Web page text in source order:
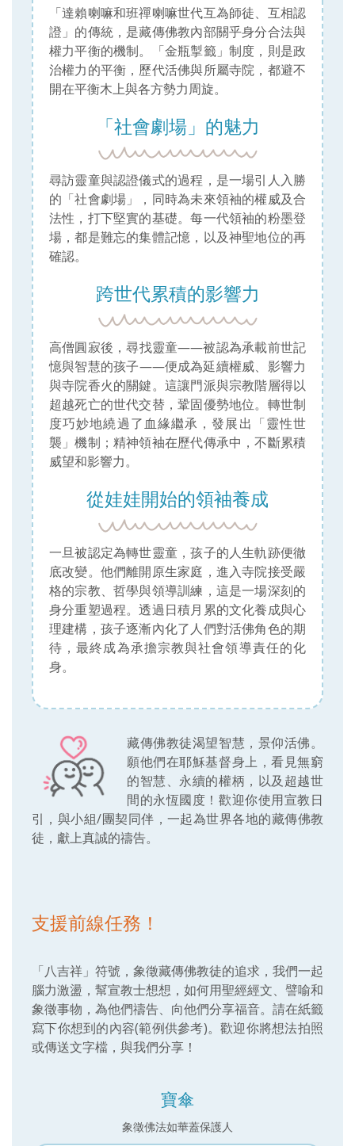
「達賴喇嘛和班禪喇嘛世代互為師徒、互相認
證」的傳統，是藏傳佛教內部關乎身分合法與
權力平衡的機制。「金瓶掣籤」制度，則是政
治權力的平衡，歷代活佛與所屬寺院，都避不
開在平衡木上與各方勢力周旋。
「社會劇場」的魅力
尋訪靈童與認證儀式的過程，是一場引人入勝
的「社會劇場」，同時為未來領袖的權威及合
法性，打下堅實的基礎。每一代領袖的粉墨登
場，都是難忘的集體記憶，以及神聖地位的再
確認。
跨世代累積的影響力
高僧圓寂後，尋找靈童——被認為承載前世記
憶與智慧的孩子——便成為延續權威、影響力
與寺院香火的關鍵。這讓門派與宗教階層得以
超越死亡的世代交替，鞏固優勢地位。轉世制
度巧妙地繞過了血緣繼承，發展出「靈性世
襲」機制；精神領袖在歷代傳承中，不斷累積
威望和影響力。
從娃娃開始的領袖養成
一旦被認定為轉世靈童，孩子的人生軌跡便徹
底改變。他們離開原生家庭，進入寺院接受嚴
格的宗教、哲學與領導訓練，這是一場深刻的
身分重塑過程。透過日積月累的文化養成與心
理建構，孩子逐漸內化了人們對活佛角色的期
待，最終成為承擔宗教與社會領導責任的化
身。
藏傳佛教徒渴望智慧，景仰活佛。
願他們在耶穌基督身上，看見無窮
的智慧、永續的權柄，以及超越世
間的永恆國度！歡迎你使用宣教日
引，與小組/團契同伴，一起為世界各地的藏傳佛教
徒，獻上真誠的禱告。
支援前線任務！
「八吉祥」符號，象徵藏傳佛教徒的追求，我們一起
腦力激盪，幫宣教士想想，如何用聖經經文、譬喻和
象徵事物，為他們禱告、向他們分享福音。請在紙籤
寫下你想到的內容(範例供參考)。歡迎你將想法拍照
或傳送文字檔，與我們分享！
寶傘
象徵佛法如華蓋保護人